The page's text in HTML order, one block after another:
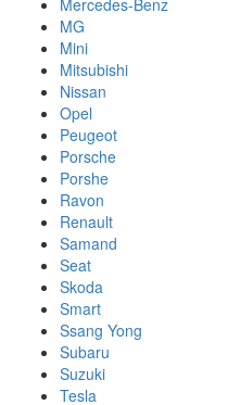
MG
Mini
Mitsubishi
Nissan
Opel
Peugeot
Porsche
Porshe
Ravon
Renault
Samand
Seat
Skoda
Smart
Ssang Yong
Subaru
Suzuki
Tesla